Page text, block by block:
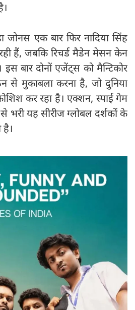
जोनस एक बार फिर नादिया सिंह
हैं, जबकि रिचर्ड मैडेन मेसन केन
इस बार दोनों एजेंट्स को मैन्टिकोर
से मुकाबला करना है, जो दुनिया
कर रहा है। एक्शन, स्पाई गेम
भरी यह सीरीज ग्लोबल दर्शकों के
है।